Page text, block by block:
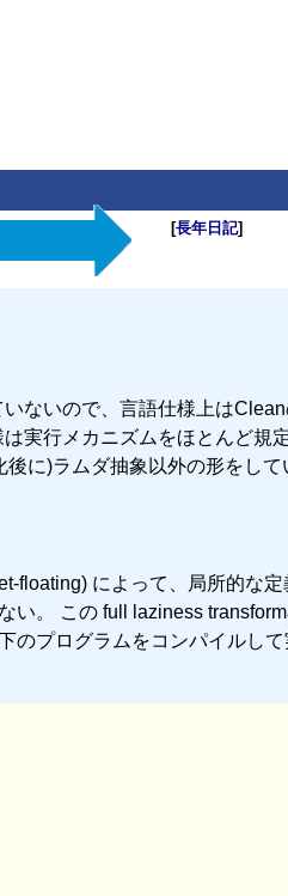
[長年日記]
ないので、言語仕様上は
実行メカニズムをほとんど規
に)ラムダ抽象以外の形をし
floating) によって、局所的な
い。 この full laziness
のプログラムをコンパイルし